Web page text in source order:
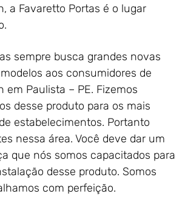
a Favaretto Portas é o lugar
sempre busca grandes novas
aos consumidores de
em Paulista – PE. Fizemos
desse produto para os mais
estabelecimentos. Portanto
nessa área. Você deve dar um
que nós somos capacitados para
desse produto. Somos
com perfeição.